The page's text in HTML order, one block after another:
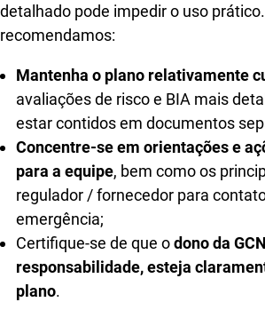
detalhado pode impedir o uso
recomendamos:
Mantenha o plano relativamente
avaliações de risco e BIA mais
estar contidos em documentos
Concentre-se em orientações e
para a equipe, bem como os
regulador / fornecedor para
emergência;
Certifique-se de que odono da
responsabilidade, esteja
plano.